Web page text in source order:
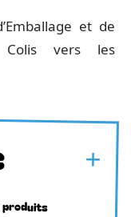
et de
Colis vers les
produits